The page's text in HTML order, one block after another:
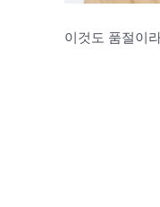
이것도 품절이